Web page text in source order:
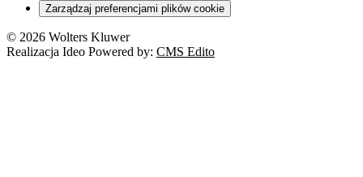
Zarządzaj preferencjami plików cookie
© 2026 Wolters Kluwer
Realizacja Ideo Powered by: CMS Edito